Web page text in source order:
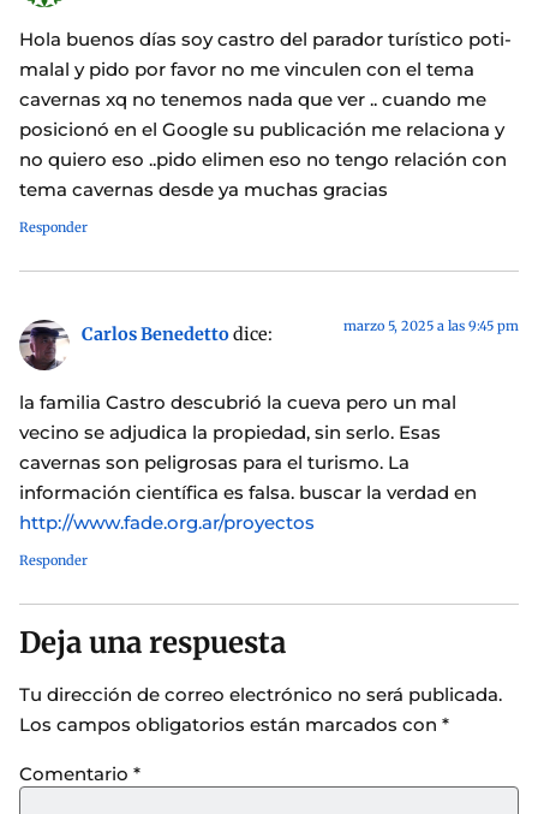
Hola buenos días soy castro del parador turístico poti-
malal y pido por favor no me vinculen con el tema
cavernas xq no tenemos nada que ver .. cuando me
posicionó en el Google su publicación me relaciona y
no quiero eso ..pido elimen eso no tengo relación con
tema cavernas desde ya muchas gracias
Responder
Carlos Benedettodice: marzo 5, 2025 a las 9:45 pm
la familia Castro descubrió la cueva pero un mal
vecino se adjudica la propiedad, sin serlo. Esas
cavernas son peligrosas para el turismo. La
información científica es falsa. buscar la verdad en
http://www.fade.org.ar/proyectos
Responder
Deja una respuesta
Tu dirección de correo electrónico no será publicada.
Los campos obligatorios están marcados con *
Comentario *